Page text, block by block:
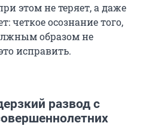
этом не теряет, а даже
четкое осознание того,
образом не
исправить.
развод с